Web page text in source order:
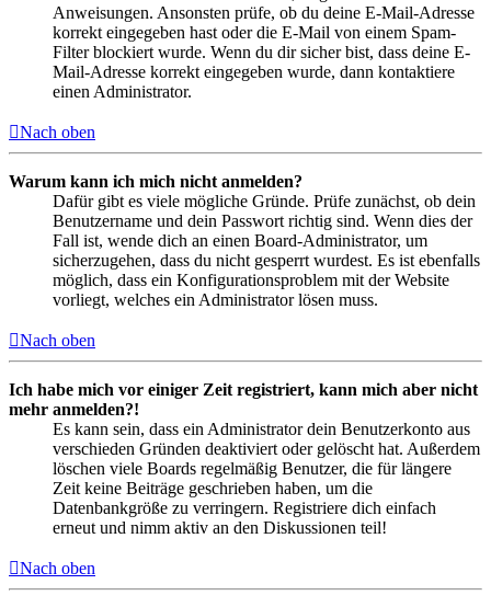
Anweisungen. Ansonsten prüfe, ob du deine E-Mail-Adresse
korrekt eingegeben hast oder die E-Mail von einem Spam-
Filter blockiert wurde. Wenn du dir sicher bist, dass deine E-
Mail-Adresse korrekt eingegeben wurde, dann kontaktiere
einen Administrator.
Nach oben
Warum kann ich mich nicht anmelden?
Dafür gibt es viele mögliche Gründe. Prüfe zunächst, ob dein
Benutzername und dein Passwort richtig sind. Wenn dies der
Fall ist, wende dich an einen Board-Administrator, um
sicherzugehen, dass du nicht gesperrt wurdest. Es ist ebenfalls
möglich, dass ein Konfigurationsproblem mit der Website
vorliegt, welches ein Administrator lösen muss.
Nach oben
Ich habe mich vor einiger Zeit registriert, kann mich aber nicht
mehr anmelden?!
Es kann sein, dass ein Administrator dein Benutzerkonto aus
verschieden Gründen deaktiviert oder gelöscht hat. Außerdem
löschen viele Boards regelmäßig Benutzer, die für längere
Zeit keine Beiträge geschrieben haben, um die
Datenbankgröße zu verringern. Registriere dich einfach
erneut und nimm aktiv an den Diskussionen teil!
Nach oben